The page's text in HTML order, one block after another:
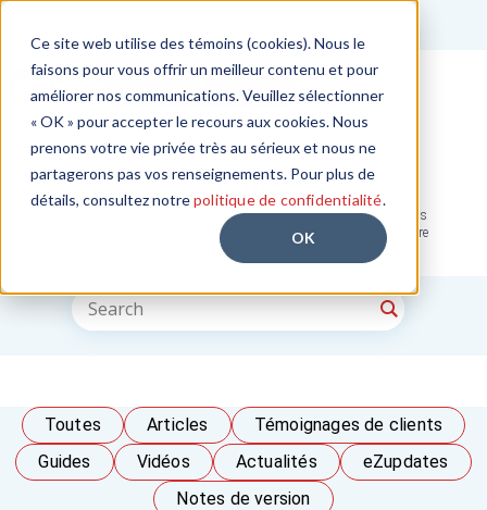
Ce site web utilise des témoins (cookies). Nous le
faisons pour vous offrir un meilleur contenu et pour
améliorer nos communications. Veuillez sélectionner
« OK » pour accepter le recours aux cookies. Nous
prenons votre vie privée très au sérieux et nous ne
partagerons pas vos renseignements. Pour plus de
détails, consultez notrepolitique de confidentialité.
OK
Commencer l'essai gratuit
Blogue
Notre blogue offre des informations, des tendances et des conseils
pour vous aider à optimiser les signatures électroniques pour votre
entreprise. Restez informé sur les flux de travail numériques, la
conformité légale et les nouvelles fonctionnalités.
Toutes Articles
Témoignages de clients
Guides
Vidéos Actualités
eZupdates
Notes de version